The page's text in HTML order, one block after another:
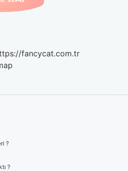
fancycat.com.tr
?
?